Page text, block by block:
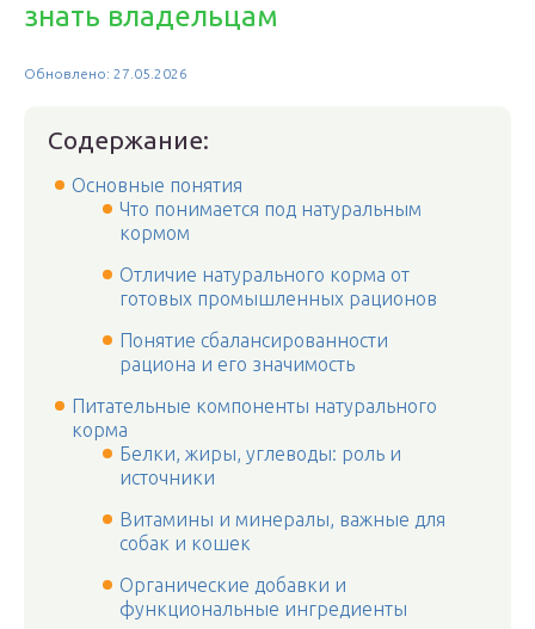
знать владельцам
Обновлено: 27.05.2026
Содержание:
Основные понятия
Что понимается под натуральным
кормом
Отличие натурального корма от
готовых промышленных рационов
Понятие сбалансированности
рациона и его значимость
Питательные компоненты натурального
корма
Белки, жиры, углеводы: роль и
источники
Витамины и минералы, важные для
собак и кошек
Органические добавки и
функциональные ингредиенты